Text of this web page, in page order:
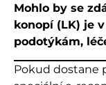
Mohlo by se
konopí (LK) je
podotýkám,
Pokud dostane